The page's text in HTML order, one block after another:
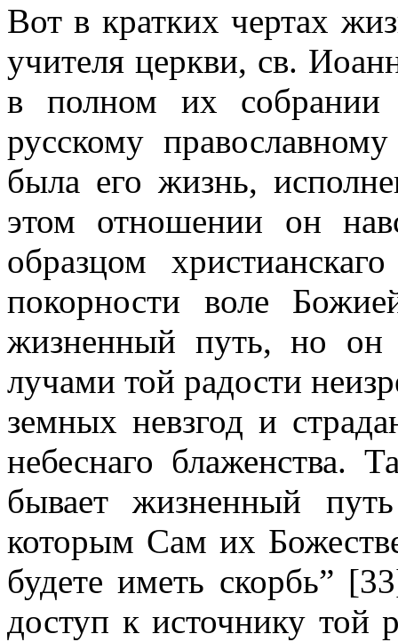
Вот в кратких чертах
учителя церкви, св.
в полном их собрании
русскому
была его жизнь,
этом отношении он
образцом
покорности воле
жизненный путь, но
лучами той радости
земных невзгод и
небеснаго
бывает жизненный
которым Сам их
будете иметь скорбь”
доступ к источнику той